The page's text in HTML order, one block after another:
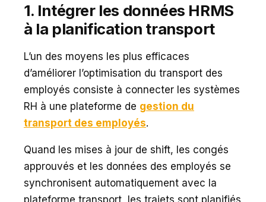
1. Intégrer les données HRMS
à la planification transport
L’un des moyens les plus efficaces
d’améliorer l’optimisation du transport des
employés consiste à connecter les systèmes
RH à une plateforme de gestion du
transport des employés.
Quand les mises à jour de shift, les congés
approuvés et les données des employés se
synchronisent automatiquement avec la
plateforme transport, les trajets sont planifiés